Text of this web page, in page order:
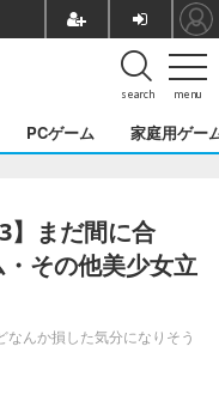
menu
search
PCゲーム 家庭用ゲー
】まだ間に合
その他美少女立
んか損した気分になりそう